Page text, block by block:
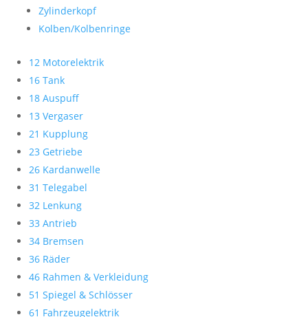
Zylinderkopf
Kolben/Kolbenringe
12 Motorelektrik
16 Tank
18 Auspuff
13 Vergaser
21 Kupplung
23 Getriebe
26 Kardanwelle
31 Telegabel
32 Lenkung
33 Antrieb
34 Bremsen
36 Räder
46 Rahmen & Verkleidung
51 Spiegel & Schlösser
61 Fahrzeugelektrik